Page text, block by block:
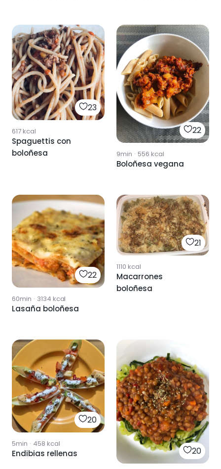
23
617kcal
Spaguettis con
boloñesa
22
9min · 556 kcal
Boloñesa vegana
22
60min · 3134 kcal
Lasaña boloñesa
21
1110 kcal
Macarrones
boloñesa
20
5min · 458 kcal
Endibias rellenas 20